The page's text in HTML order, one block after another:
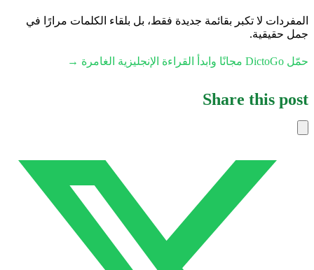
المفردات لا تكبر بقائمة جديدة فقط، بل بلقاء الكلمات مرارًا في
جمل حقيقية.
حمّل DictoGo مجانًا وابدأ القراءة الإنجليزية الغامرة →
Share this post